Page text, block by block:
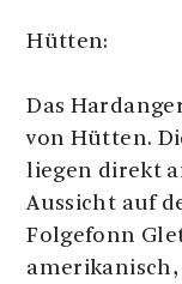
Hütten:
Das
von Hütten.
liegen direkt
Aussicht auf
Folgefonn